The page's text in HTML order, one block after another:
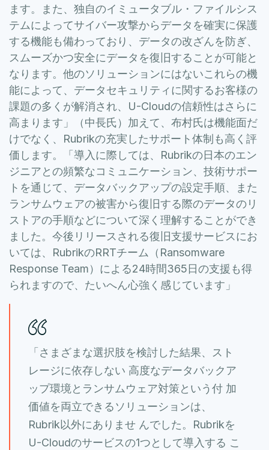
ます。また、独自のイミュータブル・ファイルシス
テムによってサイバー攻撃からデータを確実に保護
する機能も備わっており、データの改ざんを防ぎ、
スムーズかつ安全にデータを復旧することが可能と
なります。他のソリューションにはないこれらの機
能によって、データセキュリティに関するお客様の
課題の多くが解消され、U-Cloudの信頼性はさらに
高まります」（中長氏）加えて、布村氏は機能面だ
けでなく、Rubrikの充実したサポート体制も高く評
価します。「導入に際しては、Rubrikの日本のエン
ジニアとの頻繁なコミュニケーション、技術サポー
トを通じて、データバックアップの設定手順、また
ランサムウェアの被害から復旧する際のデータのリ
ストアの手順などについて深く理解することができ
ました。今後リリースされる復旧支援サービスにお
いては、RubrikのRRTチーム（Ransomware
Response Team）による24時間365日の支援も得
られますので、たいへん心強く感じています」
「さまざまな選択肢を検討した結果、スト
レージに依存しない 高度なデータバックア
ップ環境とランサムウェア対策という付 加
価値を両立できるソリューションは、
Rubrik以外にありませ んでした。Rubrikを
U-Cloudのサービスの1つとして導入する こ